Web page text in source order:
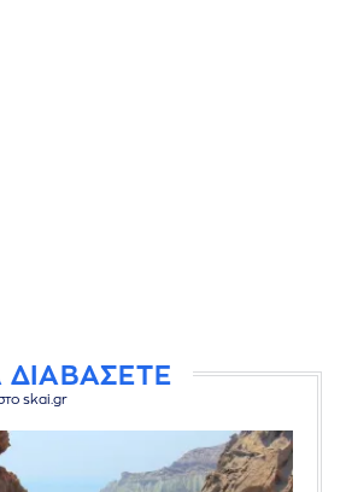
ΔΙΑΒΑΣΕΤΕ
skai.gr